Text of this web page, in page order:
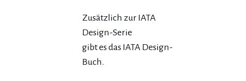
Zusätzlich zur IATA
Design-Serie
gibt es das IATA Design-
Buch.